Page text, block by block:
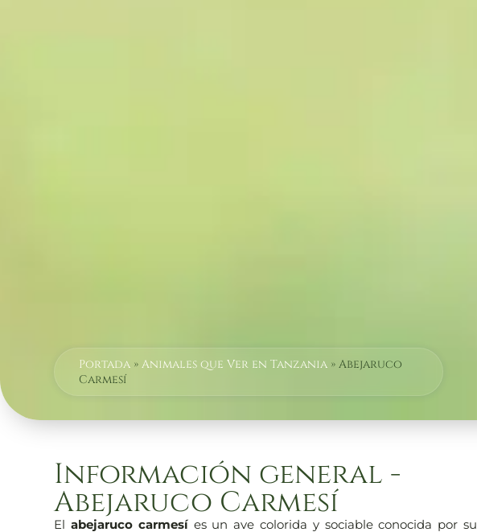
Portada »Animales que Ver en Tanzania »Abejaruco
Carmesí
Información general -
Abejaruco Carmesí
El abejaruco carmesíes un ave colorida y sociable conocida por su